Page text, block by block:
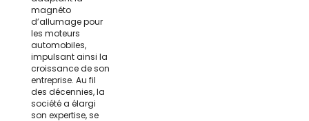
magnéto
d’allumage pour
les moteurs
automobiles,
impulsant ainsi la
croissance de son
entreprise. Au fil
des décennies, la
société a élargi
son expertise, se